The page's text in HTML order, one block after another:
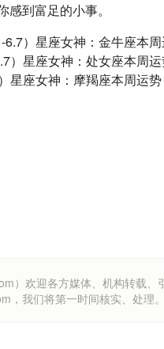
到富足的小事。
）星座女神：金牛座本
）星座女神：处女座本周
星座女神：摩羯座本周运
）欢迎各方媒体、机构转载
，我们将第一时间核实、处理